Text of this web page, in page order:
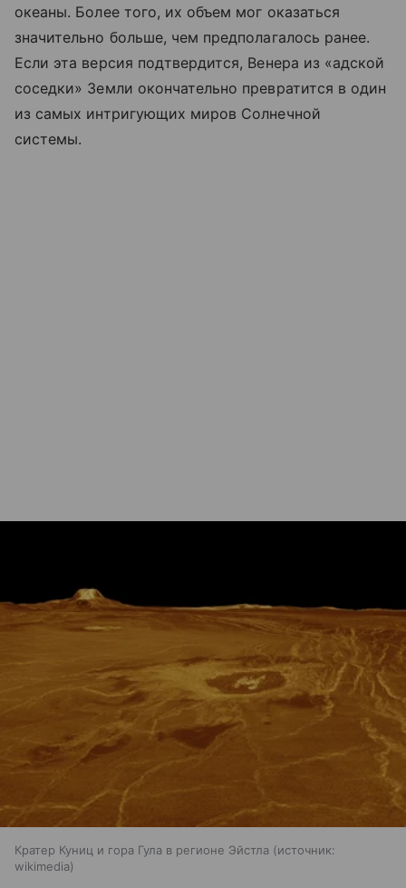
океаны. Более того, их объем мог оказаться
значительно больше, чем предполагалось ранее.
Если эта версия подтвердится, Венера из «адской
соседки» Земли окончательно превратится в один
из самых интригующих миров Солнечной
системы.
Кратер Куниц и гора Гула в регионе Эйстла
источник:
wikimedia